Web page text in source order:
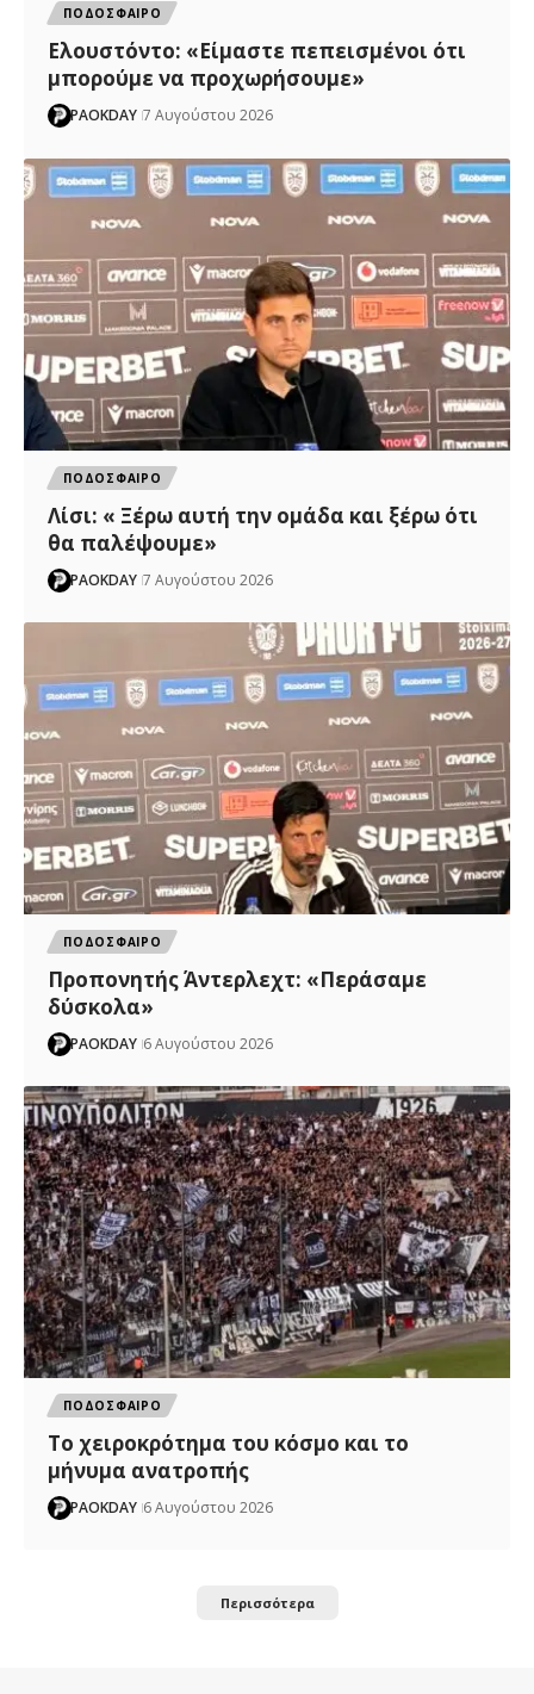
ΠΟΔΟΣΦΑΙΡΟ
Ελουστόντο: «Είμαστε πεπεισμένοι ότι
μπορούμε να προχωρήσουμε»
PAOKDAY 7 Αυγούστου 2026
ΠΟΔΟΣΦΑΙΡΟ
Λίσι: « Ξέρω αυτή την ομάδα και ξέρω ότι
θα παλέψουμε»
PAOKDAY 7 Αυγούστου 2026
ΠΟΔΟΣΦΑΙΡΟ
Προπονητής Άντερλεχτ: «Περάσαμε
δύσκολα»
PAOKDAY 6 Αυγούστου 2026
ΠΟΔΟΣΦΑΙΡΟ
Το χειροκρότημα του κόσμο και το
μήνυμα ανατροπής
PAOKDAY 6 Αυγούστου 2026
Περισσότερα